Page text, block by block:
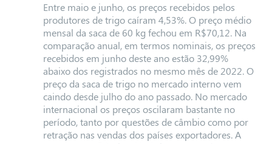
Entre maio e junho, os preços recebidos pelos
produtores de trigo caíram 4,53%. O preço médio
mensal da saca de 60 kg fechou em R$70,12. Na
comparação anual, em termos nominais, os preços
recebidos em junho deste ano estão 32,99%
abaixo dos registrados no mesmo mês de 2022. O
preço da saca de trigo no mercado interno vem
caindo desde julho do ano passado. No mercado
internacional os preços oscilaram bastante no
período, tanto por questões de câmbio como por
retração nas vendas dos países exportadores. A